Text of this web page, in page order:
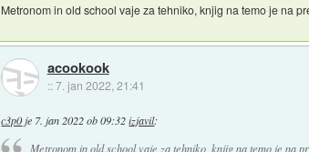
Metronom in old school vaje za tehniko, knjig na temo je na
acookook
::7. jan 2022, 21:41
c3p0 je 7. jan 2022 ob 09:32 izjavil:
Metronom in old school vaje za tehniko, knjig na temo je na